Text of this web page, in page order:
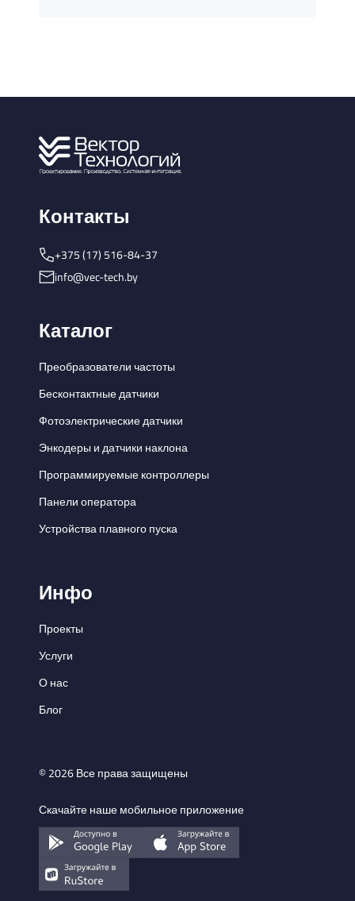
Контакты
+375 (17) 516-84-37
info@vec-tech.by
Каталог
Преобразователи частоты
Бесконтактные датчики
Фотоэлектрические датчики
Энкодеры и датчики наклона
Программируемые контроллеры
Панели оператора
Устройства плавного пуска
Инфо
Проекты
Услуги
О нас
Блог
© 2026 Все права защищены
Скачайте наше мобильное приложение